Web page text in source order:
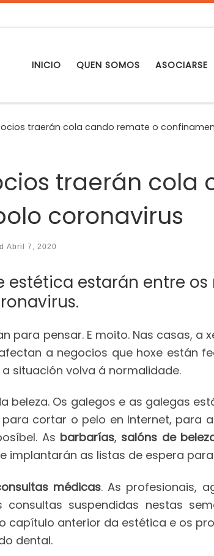
INICIO QUEN SOMOS ASOCIARSE
traerán cola cando remate o
traerán cola
coronavirus
Abril 7, 2020
estética estarán entre
para pensar. E moito. Nas casas, a
a negocios que hoxe están
situación volva á normalidade.
beleza. Os galegos e as galegas
cortar o pelo en Internet, para
As barbarías, salóns de
implantarán as listas de espera
médicas. As profesionais,
suspendidas nestas
capítulo anterior da estética e os
dental.